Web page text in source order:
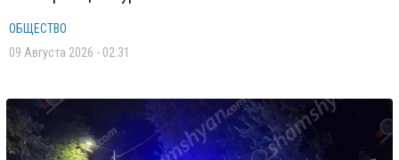
ОБЩЕСТВО
09 Августа 2026 - 02:31